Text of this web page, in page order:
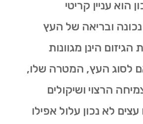
הוא עניין קריטי
ובריאה של העץ
הינן מגוונות
לסוג העץ, המטרה שלו,
הרצוי ושיקולים
עצים לא נכון עלול אפילו